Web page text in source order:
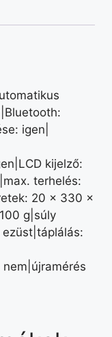
igen|
kijelző:
terhelés:
20 × 330 ×
g|súly